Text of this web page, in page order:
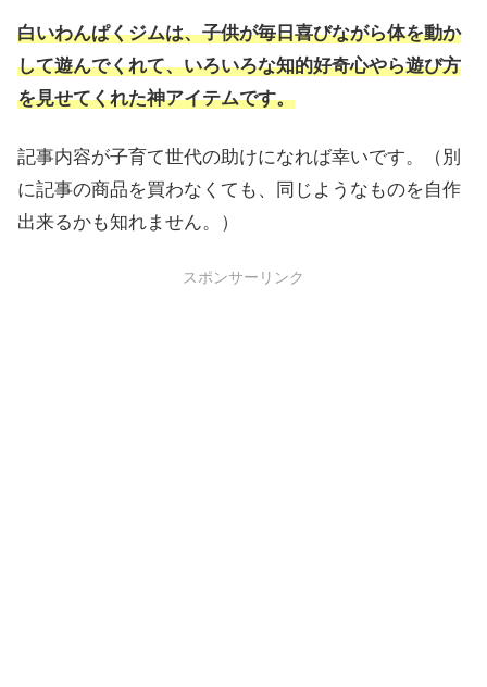
白いわんぱくジムは、子供が毎日喜びながら体を動か
して遊んでくれて、いろいろな知的好奇心やら遊び方
を見せてくれた神アイテムです。
記事内容が子育て世代の助けになれば幸いです。（別
に記事の商品を買わなくても、同じようなものを自作
出来るかも知れません。）
スポンサーリンク